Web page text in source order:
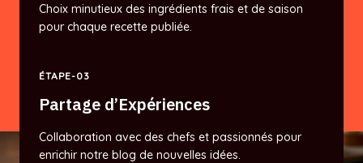
Choix minutieux des ingrédients frais et de saison
pour chaque recette publiée.
ÉTAPE-03
Partage d’Expériences
Collaboration avec des chefs et passionnés pour
enrichir notre blog de nouvelles idées.